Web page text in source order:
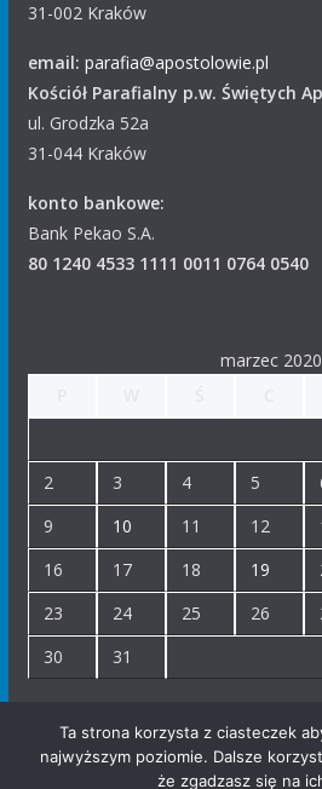
31-002 Kraków
email: parafia@apostolowie.pl
Kościół Parafialny p.w. Świętych
ul. Grodzka 52a
31-044 Kraków
konto bankowe:
Bank Pekao S.A.
80 1240 4533 1111 0011 0764 0540
marzec 2020
2
3 4 5
9
10 11 12
16
17 18 19
23
24 25 26
30
31
Ta strona korzysta z ciasteczek
najwyższym poziomie. Dalsze
że zgadzasz się na